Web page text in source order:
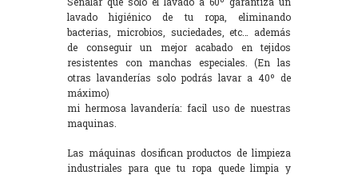
lavado higiénico de tu ropa, eliminando
bacterias, microbios, suciedades, etc… además
de conseguir un mejor acabado en tejidos
resistentes con manchas especiales. (En las
otras lavanderías solo podrás lavar a 40º de
máximo)
mi hermosa lavandería: facil uso de nuestras
maquinas.
Las máquinas dosifican productos de limpieza
industriales para que tu ropa quede limpia y